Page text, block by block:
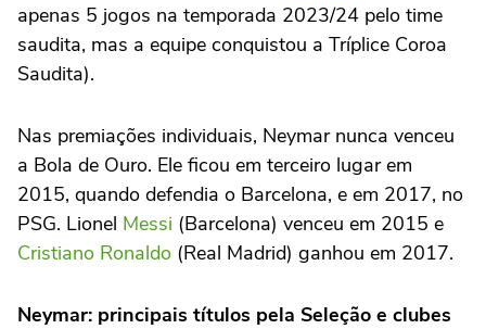
apenas 5 jogos na temporada 2023/24 pelo time
saudita, mas a equipe conquistou a Tríplice Coroa
Saudita).
Nas premiações individuais, Neymar nunca venceu
a Bola de Ouro. Ele ficou em terceiro lugar em
2015, quando defendia o Barcelona, e em 2017, no
PSG. Lionel Messi (Barcelona) venceu em 2015 e
Cristiano Ronaldo (Real Madrid) ganhou em 2017.
Neymar: principais títulos pela Seleção e clubes